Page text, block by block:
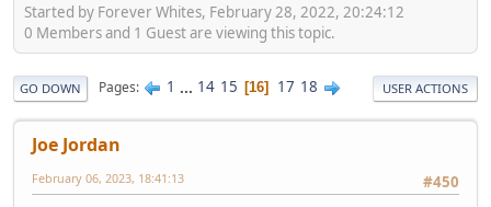
Started by Forever Whites, February 28, 2022, 20:24:12
0 Members and 1 Guest are viewing this topic.
GO DOWN Pages 1 ... 14 15 16 17 18 USER ACTIONS
Joe Jordan
#450
February 06, 2023, 18:41:13